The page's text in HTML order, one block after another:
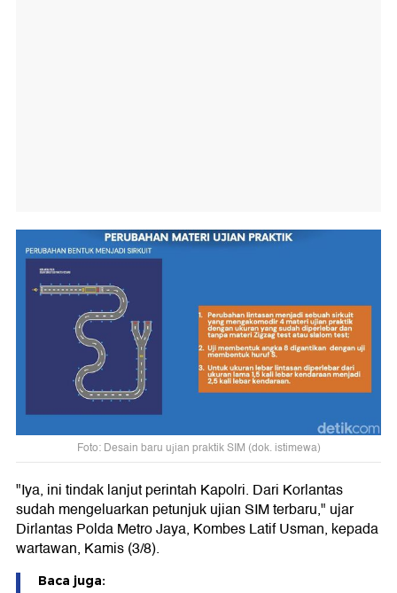
Foto: Desain baru ujian praktik SIM (dok. istimewa)
"Iya, ini tindak lanjut perintah Kapolri. Dari Korlantas
sudah mengeluarkan petunjuk ujian SIM terbaru," ujar
Dirlantas Polda Metro Jaya, Kombes Latif Usman, kepada
wartawan, Kamis (3/8).
Baca juga: